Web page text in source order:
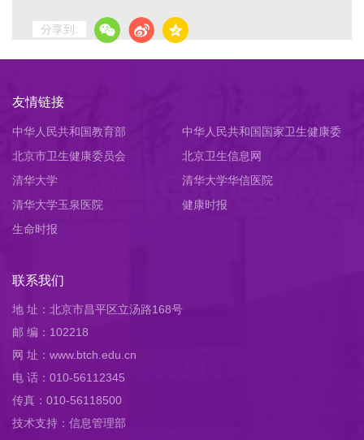
分享到:
友情链接
中华人民共和国教育部
中华人民共和国国家卫生健康委
员会
北京市卫生健康委员会
北京卫生信息网
清华大学
清华大学华信医院
清华大学玉泉医院
健康时报
生命时报
联系我们
地 址：北京市昌平区立汤路168号
邮 编：102218
网 址：www.btch.edu.cn
电 话：010-56112345
传真：010-56118500
技术支持：信息管理部